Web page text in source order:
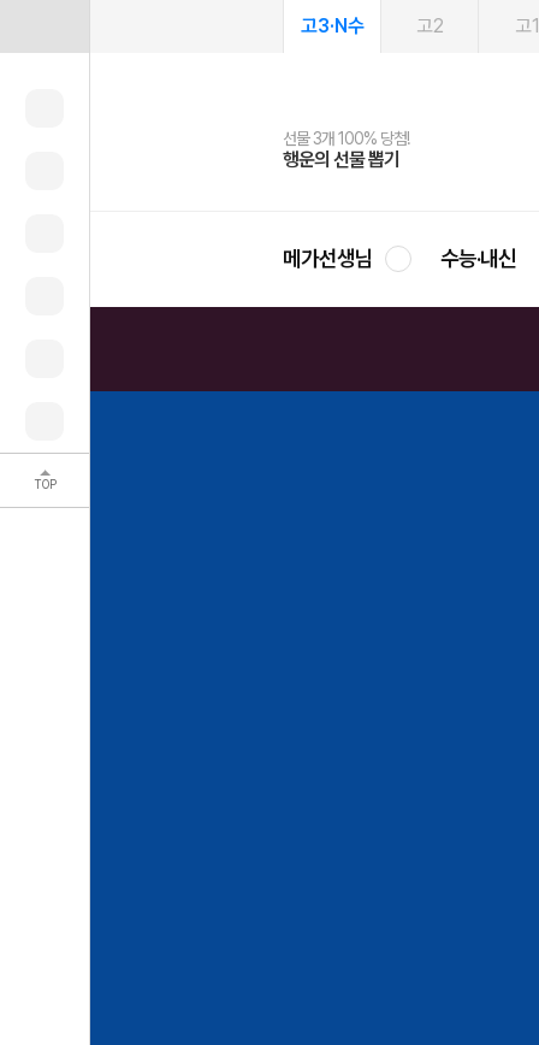
TOP
고3·N수 고2 고1
선물 3개 100% 당첨!
행운의 선물 뽑기
선물 100% 증정!
메가스터디 X 올리브
여름방학 스터디 캐시백
메가런 썸머스쿨
2027 러셀 단과
강사 공개선발
스마트러닝앱
설문 EVENT
메가패스
3일 무료 체험권
메가패스 수강생 무료혜택!
메가클럽 멤버십
사회공헌 캠페인
희망이룸 메가나눔
메가선생님 수능·내신